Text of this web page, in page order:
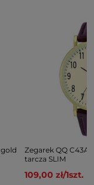
Zegarek QQ
tarcza SLIM
109,00 zł/1szt.